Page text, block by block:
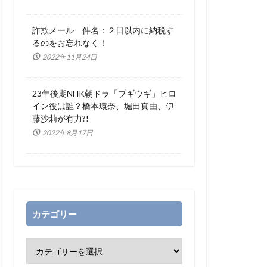
詐欺メール 件名：２日以内に納税す
るのをお忘れなく！
2022年11月24日
23年後期NHK朝ドラ「ブギウギ」ヒロ
イン役は誰？橋本環奈、堀田真由、伊
藤沙莉が有力?!
2022年8月17日
カテゴリー